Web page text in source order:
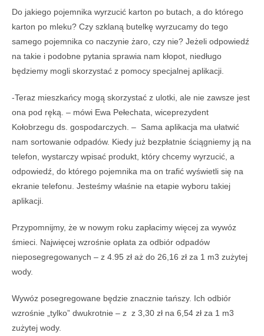
Do jakiego pojemnika wyrzucić karton po butach, a do którego
karton po mleku? Czy szklaną butelkę wyrzucamy do tego
samego pojemnika co naczynie żaro, czy nie? Jeżeli odpowiedź
na takie i podobne pytania sprawia nam kłopot, niedługo
będziemy mogli skorzystać z pomocy specjalnej aplikacji.
-Teraz mieszkańcy mogą skorzystać z ulotki, ale nie zawsze jest
ona pod ręką. – mówi Ewa Pełechata, wiceprezydent
Kołobrzegu ds. gospodarczych. – Sama aplikacja ma ułatwić
nam sortowanie odpadów. Kiedy już bezpłatnie ściągniemy ją na
telefon, wystarczy wpisać produkt, który chcemy wyrzucić, a
odpowiedź, do którego pojemnika ma on trafić wyświetli się na
ekranie telefonu. Jesteśmy właśnie na etapie wyboru takiej
aplikacji.
Przypomnijmy, że w nowym roku zapłacimy więcej za wywóz
śmieci. Najwięcej wzrośnie opłata za odbiór odpadów
nieposegregowanych – z 4.95 zł aż do 26,16 zł za 1 m3 zużytej
wody.
Wywóz posegregowane będzie znacznie tańszy. Ich odbiór
wzrośnie „tylko” dwukrotnie – z z 3,30 zł na 6,54 zł za 1 m3
zużytej wody.